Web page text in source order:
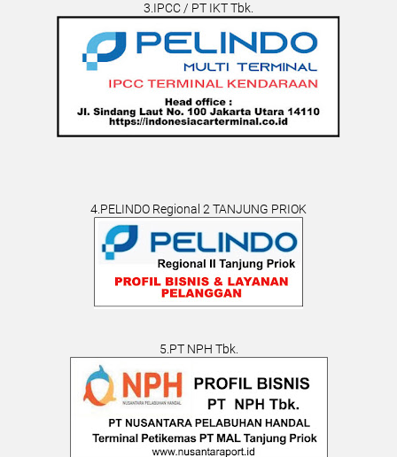
3.IPCC / PT IKT Tbk.
4.PELINDO Regional 2 TANJUNG PRIOK
5.PT NPH Tbk.